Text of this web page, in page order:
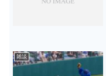
雑談